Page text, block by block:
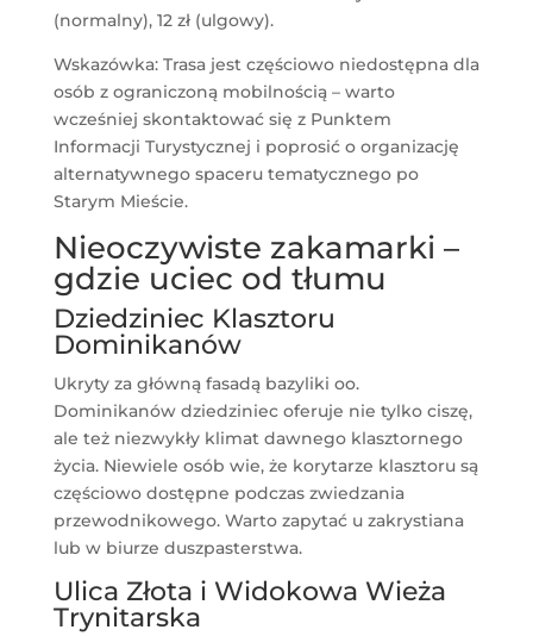
(normalny), 12 zł (ulgowy).
Wskazówka: Trasa jest częściowo niedostępna dla
osób z ograniczoną mobilnością – warto
wcześniej skontaktować się z Punktem
Informacji Turystycznej i poprosić o organizację
alternatywnego spaceru tematycznego po
Starym Mieście.
Nieoczywiste zakamarki –
gdzie uciec od tłumu
Dziedziniec Klasztoru
Dominikanów
Ukryty za główną fasadą bazyliki oo.
Dominikanów dziedziniec oferuje nie tylko ciszę,
ale też niezwykły klimat dawnego klasztornego
życia. Niewiele osób wie, że korytarze klasztoru są
częściowo dostępne podczas zwiedzania
przewodnikowego. Warto zapytać u zakrystiana
lub w biurze duszpasterstwa.
Ulica Złota i Widokowa Wieża
Trynitarska